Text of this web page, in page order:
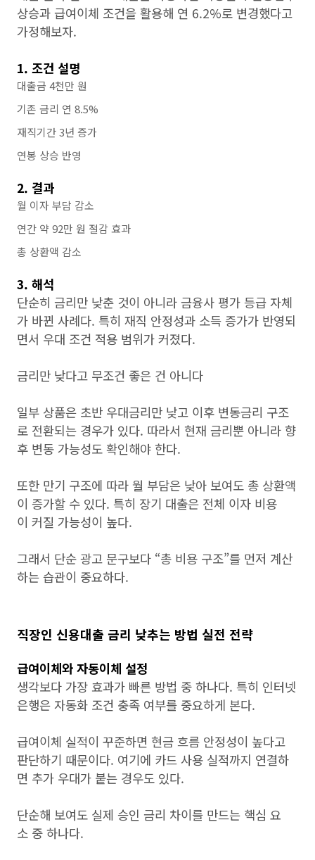
상승과 급여이체 조건을 활용해 연 6.2%로 변경했다고
가정해보자.
1. 조건 설명
대출금 4천만 원
기존 금리 연 8.5%
재직기간 3년 증가
연봉 상승 반영
2. 결과
월 이자 부담 감소
연간 약 92만 원 절감 효과
총 상환액 감소
3. 해석
단순히 금리만 낮춘 것이 아니라 금융사 평가 등급 자체
가 바뀐 사례다. 특히 재직 안정성과 소득 증가가 반영되
면서 우대 조건 적용 범위가 커졌다.
금리만 낮다고 무조건 좋은 건 아니다
일부 상품은 초반 우대금리만 낮고 이후 변동금리 구조
로 전환되는 경우가 있다. 따라서 현재 금리뿐 아니라 향
후 변동 가능성도 확인해야 한다.
또한 만기 구조에 따라 월 부담은 낮아 보여도 총 상환액
이 증가할 수 있다. 특히 장기 대출은 전체 이자 비용
이 커질 가능성이 높다.
그래서 단순 광고 문구보다 “총 비용 구조”를 먼저 계산
하는 습관이 중요하다.
직장인 신용대출 금리 낮추는 방법 실전 전략
급여이체와 자동이체 설정
생각보다 가장 효과가 빠른 방법 중 하나다. 특히 인터넷
은행은 자동화 조건 충족 여부를 중요하게 본다.
급여이체 실적이 꾸준하면 현금 흐름 안정성이 높다고
판단하기 때문이다. 여기에 카드 사용 실적까지 연결하
면 추가 우대가 붙는 경우도 있다.
단순해 보여도 실제 승인 금리 차이를 만드는 핵심 요
소 중 하나다.